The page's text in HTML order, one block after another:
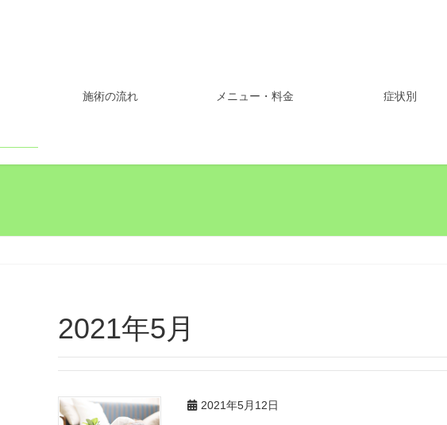
施術の流れ メニュー・料金 症状別
2021年5月
2021年5月12日